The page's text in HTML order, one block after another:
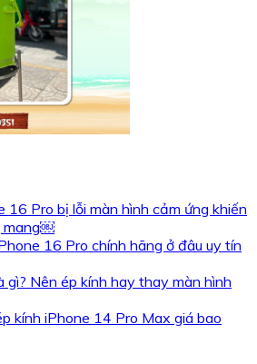
16 Pro bị lỗi màn hình cảm ứng khiến
mang￼
16 Pro chính hãng ở đâu uy tín
gì? Nên ép kính hay thay màn hình
kính iPhone 14 Pro Max giá bao